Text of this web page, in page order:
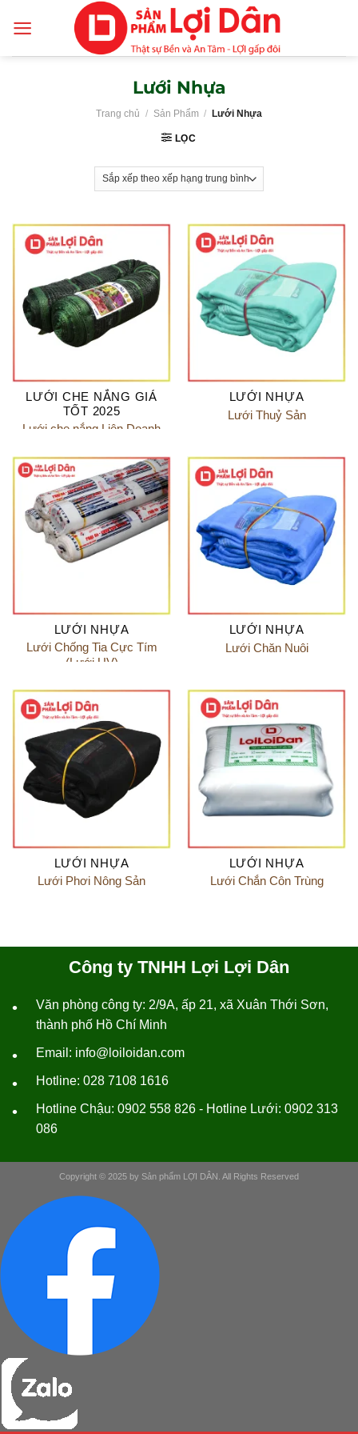
content
Lưới Nhựa
Trang chủ / Sản Phẩm / Lưới Nhựa
LỌC
LƯỚI CHE NẮNG GIÁ
TỐT 2025
Lưới che nắng Liên Doanh
LƯỚI NHỰA
Lưới Thuỷ Sản
LƯỚI NHỰA
Lưới Chống Tia Cực Tím
(Lưới UV)
LƯỚI NHỰA
Lưới Chăn Nuôi
LƯỚI NHỰA
Lưới Phơi Nông Sản
LƯỚI NHỰA
Lưới Chắn Côn Trùng
Công ty TNHH Lợi Lợi Dân
•
Văn phòng công ty: 2/9A, ấp 21, xã Xuân Thới Sơn,
thành phố Hồ Chí Minh
• Email: info@loiloidan.com
• Hotline: 028 7108 1616
•
Hotline Chậu: 0902 558 826 - Hotline Lưới: 0902 313
086
Copyright © 2025 by Sản phẩm LỢI DÂN. All Rights Reserved